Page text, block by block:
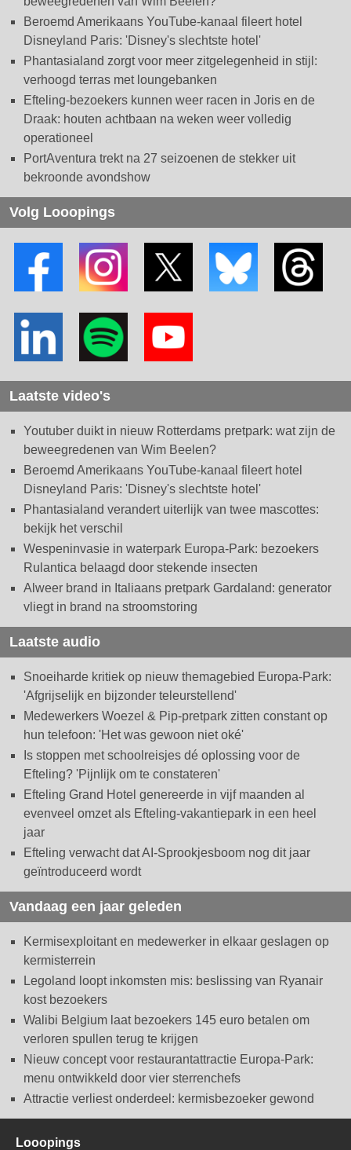
Beroemd Amerikaans YouTube-kanaal fileert hotel
Disneyland Paris: 'Disney's slechtste hotel'
Phantasialand zorgt voor meer zitgelegenheid in stijl:
verhoogd terras met loungebanken
Efteling-bezoekers kunnen weer racen in Joris en de
Draak: houten achtbaan na weken weer volledig
operationeel
PortAventura trekt na 27 seizoenen de stekker uit
bekroonde avondshow
Volg Looopings
Laatste video's
Youtuber duikt in nieuw Rotterdams pretpark: wat zijn de
beweegredenen van Wim Beelen?
Beroemd Amerikaans YouTube-kanaal fileert hotel
Disneyland Paris: 'Disney's slechtste hotel'
Phantasialand verandert uiterlijk van twee mascottes:
bekijk het verschil
Wespeninvasie in waterpark Europa-Park: bezoekers
Rulantica belaagd door stekende insecten
Alweer brand in Italiaans pretpark Gardaland: generator
vliegt in brand na stroomstoring
Laatste audio
Snoeiharde kritiek op nieuw themagebied Europa-Park:
'Afgrijselijk en bijzonder teleurstellend'
Medewerkers Woezel & Pip-pretpark zitten constant op
hun telefoon: 'Het was gewoon niet oké'
Is stoppen met schoolreisjes dé oplossing voor de
Efteling? 'Pijnlijk om te constateren'
Efteling Grand Hotel genereerde in vijf maanden al
evenveel omzet als Efteling-vakantiepark in een heel
jaar
Efteling verwacht dat AI-Sprookjesboom nog dit jaar
geïntroduceerd wordt
Vandaag een jaar geleden
Kermisexploitant en medewerker in elkaar geslagen op
kermisterrein
Legoland loopt inkomsten mis: beslissing van Ryanair
kost bezoekers
Walibi Belgium laat bezoekers 145 euro betalen om
verloren spullen terug te krijgen
Nieuw concept voor restaurantattractie Europa-Park:
menu ontwikkeld door vier sterrenchefs
Attractie verliest onderdeel: kermisbezoeker gewond
Looopings